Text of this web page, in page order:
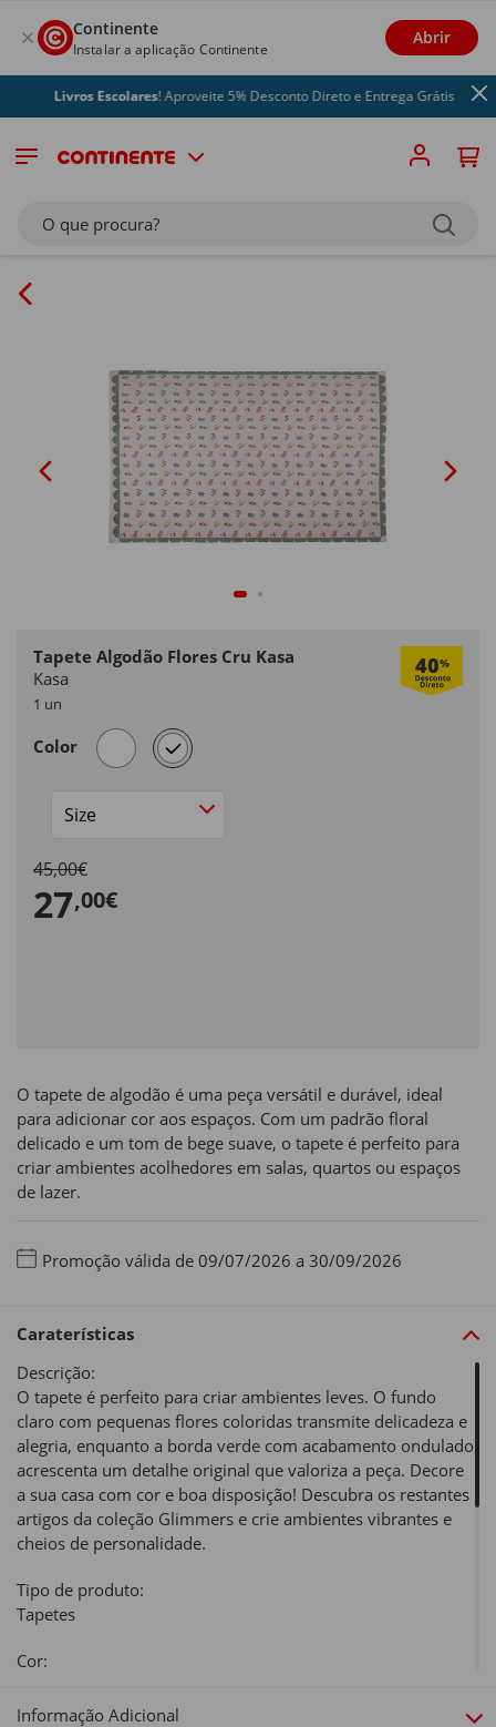
Continente
Instalar a aplicação Continente
Abrir
Livros Escolares! Aproveite 5% Desconto Direto e Entrega Grátis
O que procura?
Tapete Algodão Flores Cru Kasa 40%
Kasa
1 un
Color selected
Size
45,00€
27,00€
O tapete de algodão é uma peça versátil e durável, ideal
para adicionar cor aos espaços. Com um padrão floral
delicado e um tom de bege suave, o tapete é perfeito para
criar ambientes acolhedores em salas, quartos ou espaços
de lazer.
Promoção válida de 09/07/2026 a 30/09/2026
Caraterísticas
Descrição:
O tapete é perfeito para criar ambientes leves. O fundo
claro com pequenas flores coloridas transmite delicadeza e
alegria, enquanto a borda verde com acabamento ondulado
acrescenta um detalhe original que valoriza a peça. Decore
a sua casa com cor e boa disposição! Descubra os restantes
artigos da coleção Glimmers e crie ambientes vibrantes e
cheios de personalidade.
Tipo de produto:
Tapetes
Cor:
Informação Adicional